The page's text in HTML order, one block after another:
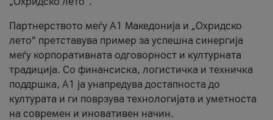
Партнерството меѓу A1 Македонија и „Охридско
лето“ претставува пример за успешна синергија
меѓу корпоративната одговорност и културната
традиција. Со финансиска, логистичка и техничка
поддршка, A1 ја унапредува достапноста до
културата и ги поврзува технологијата и уметноста
на современ и иновативен начин.